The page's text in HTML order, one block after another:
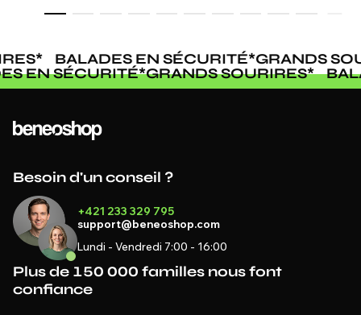
* BALADES EN SÉCURITÉ*GRANDS
EN SÉCURITÉ*GRANDS SOURIRES*
Besoin d'un conseil ?
+421 233 329 795
support@beneoshop.com
Lundi - Vendredi 7:00 - 16:00
Plus de 150 000 familles nous font
confiance